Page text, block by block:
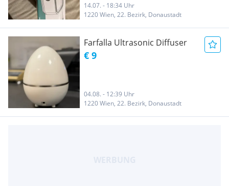
14.07. - 18:34 Uhr
1220 Wien, 22. Bezirk, Donaustadt
Farfalla Ultrasonic Diffuser
€ 9
04.08. - 12:39 Uhr
1220 Wien, 22. Bezirk, Donaustadt